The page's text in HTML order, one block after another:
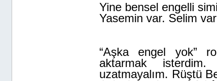
Yine bensel engelli
Yasemin var. Selim
“Aşka engel yok”
aktarmak
uzatmayalım. Rüştü